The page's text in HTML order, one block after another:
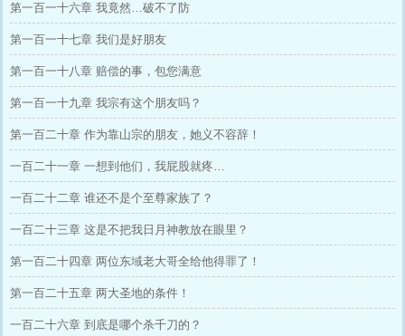
第一百一十六章 我竟然…破不了防
第一百一十七章 我们是好朋友
第一百一十八章 赔偿的事，包您满意
第一百一十九章 我宗有这个朋友吗？
第一百二十章 作为靠山宗的朋友，她义不容辞！
一百二十一章 一想到他们，我屁股就疼…
一百二十二章 谁还不是个至尊家族了？
一百二十三章 这是不把我日月神教放在眼里？
第一百二十四章 两位东域老大哥全给他得罪了！
第一百二十五章 两大圣地的条件！
一百二十六章 到底是哪个杀千刀的？